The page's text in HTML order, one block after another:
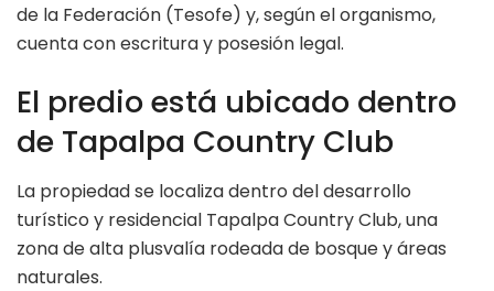
de la Federación (Tesofe) y, según el organismo,
cuenta con escritura y posesión legal.
El predio está ubicado dentro
de Tapalpa Country Club
La propiedad se localiza dentro del desarrollo
turístico y residencial Tapalpa Country Club, una
zona de alta plusvalía rodeada de bosque y áreas
naturales.